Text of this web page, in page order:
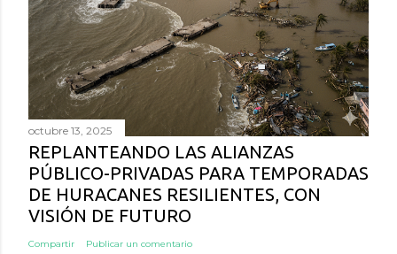
octubre 13, 2025
REPLANTEANDO LAS ALIANZAS
PÚBLICO-PRIVADAS PARA TEMPORADAS
DE HURACANES RESILIENTES, CON
VISIÓN DE FUTURO
Compartir Publicar un comentario